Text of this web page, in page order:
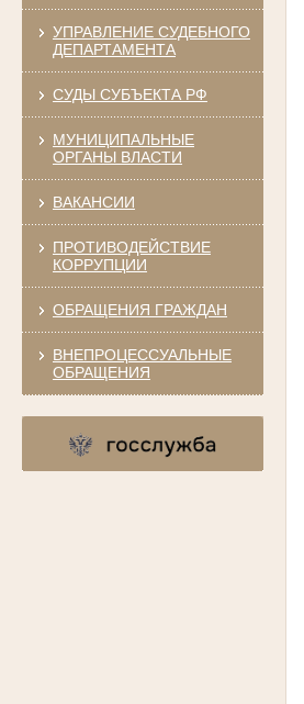
УПРАВЛЕНИЕ СУДЕБНОГО
ДЕПАРТАМЕНТА
СУДЫ СУБЪЕКТА РФ
МУНИЦИПАЛЬНЫЕ
ОРГАНЫ ВЛАСТИ
ВАКАНСИИ
ПРОТИВОДЕЙСТВИЕ
КОРРУПЦИИ
ОБРАЩЕНИЯ ГРАЖДАН
ВНЕПРОЦЕССУАЛЬНЫЕ
ОБРАЩЕНИЯ